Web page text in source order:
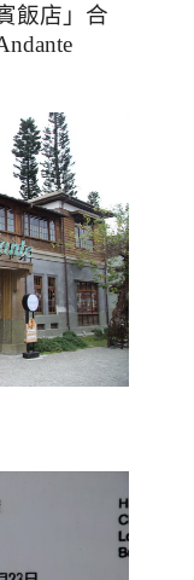
飯店」合